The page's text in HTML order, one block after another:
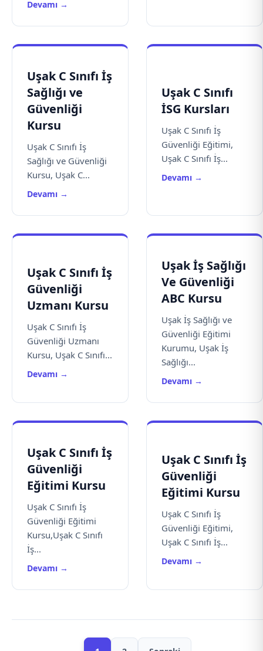
Devamı →
Uşak C Sınıfı İş
Sağlığı ve
Güvenliği
Kursu
Uşak C Sınıfı İş
Sağlığı ve Güvenliği
Kursu, Uşak C...
Devamı →
Uşak C Sınıfı
İSG Kursları
Uşak C Sınıfı İş
Güvenliği Eğitimi,
Uşak C Sınıfı İş...
Devamı →
Uşak C Sınıfı İş
Güvenliği
Uzmanı Kursu
Uşak C Sınıfı İş
Güvenliği Uzmanı
Kursu, Uşak C Sınıfı...
Devamı →
Uşak İş Sağlığı
Ve Güvenliği
ABC Kursu
Uşak İş Sağlığı ve
Güvenliği Eğitimi
Kurumu, Uşak İş
Sağlığı...
Devamı →
Uşak C Sınıfı İş
Güvenliği
Eğitimi Kursu
Uşak C Sınıfı İş
Güvenliği Eğitimi
Kursu,Uşak C Sınıfı
İş...
Devamı →
Uşak C Sınıfı İş
Güvenliği
Eğitimi Kursu
Uşak C Sınıfı İş
Güvenliği Eğitimi,
Uşak C Sınıfı İş...
Devamı →